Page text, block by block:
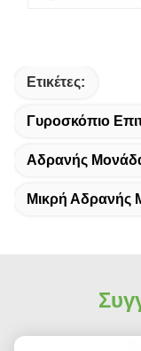
Ετικέτες:
Γυροσκόπιο
Αδρανής
Μικρή Αδρανής